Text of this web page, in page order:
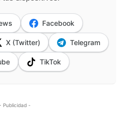
Facebook
X (Twitter) Telegram
TikTok
Publicidad -